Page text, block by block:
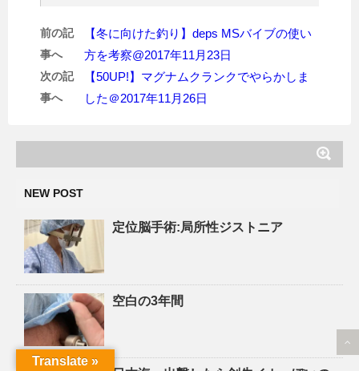
前の記
事へ
【冬に向けた釣り】deps MSバイブの使い
方を考察@2017年11月23日
次の記
事へ
【50UP!】マグナムクランクでやらかしま
した＠2017年11月26日
NEW POST
定位脳手術:局所性ジストニア
空白の3年間
Translate »